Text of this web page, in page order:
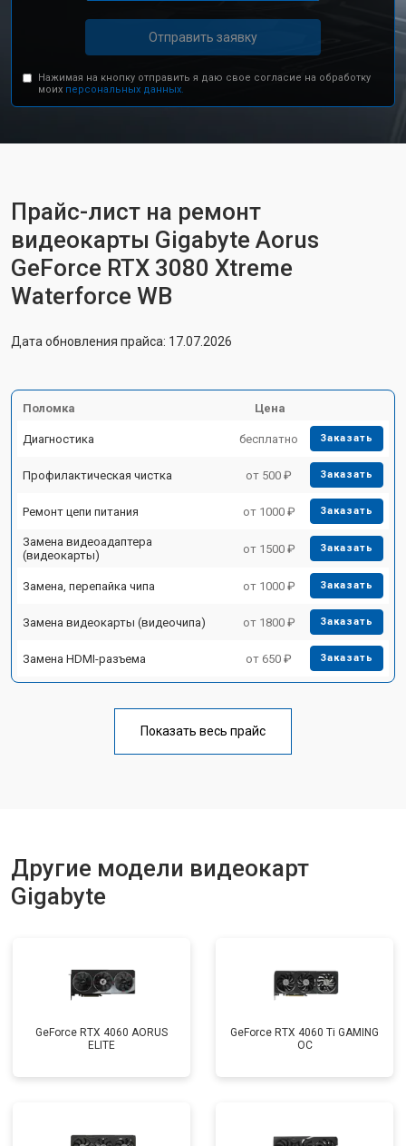
Отправить заявку
Нажимая на кнопку отправить я даю свое согласие на обработку
моих персональных данных.
Прайс-лист на ремонт
видеокарты Gigabyte Aorus
GeForce RTX 3080 Xtreme
Waterforce WB
Дата обновления прайса: 17.07.2026
Поломка Цена
Диагностика бесплатно Заказать
Профилактическая чистка от 500 ₽ Заказать
Ремонт цепи питания от 1000 ₽ Заказать
Замена видеоадаптера
(видеокарты)
от 1500 ₽ Заказать
Замена, перепайка чипа от 1000 ₽ Заказать
Замена видеокарты (видеочипа) от 1800 ₽ Заказать
Замена HDMI-разъема от 650 ₽ Заказать
Показать весь прайс
Другие модели видеокарт
Gigabyte
GeForce RTX 4060 AORUS
ELITE
GeForce RTX 4060 Ti GAMING
OC